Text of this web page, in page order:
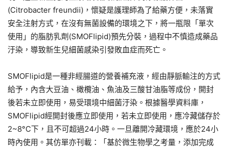
(Citrobacter freundii)，懷疑是護理師為了給藥方便，未落實
安全注射方式，在沒有無菌設備的環境之下，將一瓶限「單次
使用」的脂肪乳劑(SMOFlipid)預先分裝，過程中不慎造成藥品
汙染，導致新生兒細菌感染引發敗血症而死亡。
SMOFlipid是一種非經腸道的營養補充液，經由靜脈輸注的方式
給予，內含大豆油、橄欖油、魚油及三酸甘油脂等成份，開封
後若未立即使用，易受環境中細菌汙染。根據醫學資料庫，
SMOFlipid經開封後應立即使用，若未立即使用，應冷藏儲存於
2~8°C下，且不可超過24小時。一旦離開冷藏環境，應於24小
時內使用。其仿單亦刊載：「基於微生物學之考量，添加完成